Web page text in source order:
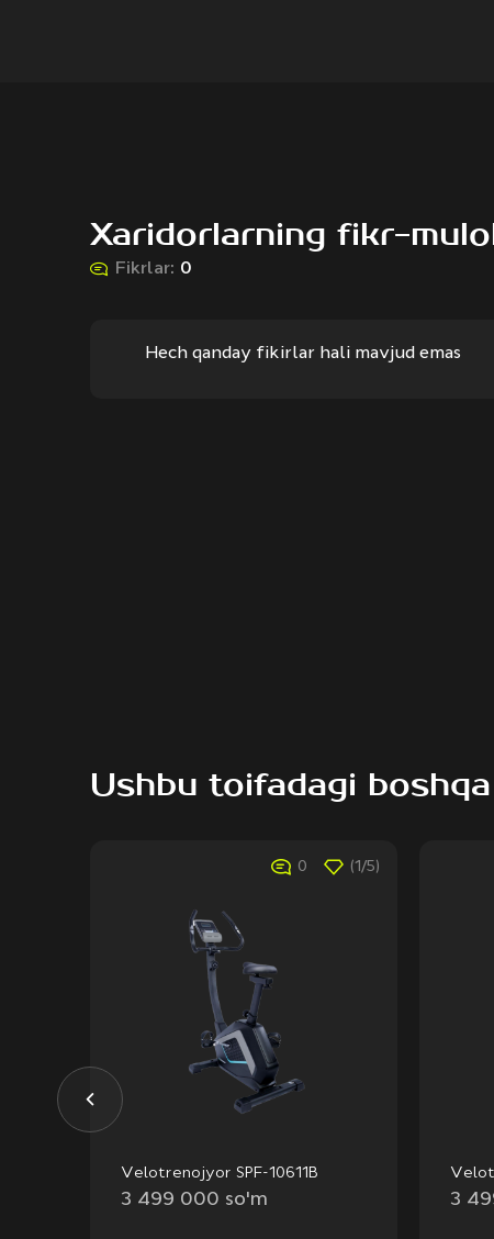
Xaridorlarning fikr-
Fikrlar: 0
Hech qanday fikirlar hali mavjud emas
Ushbu toifadagi
0 (1/5)
Velotrenojyor SPF-10611B
3 499 000 so'm 3